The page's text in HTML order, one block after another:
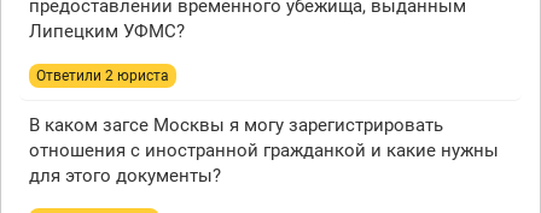
предоставлении временного убежища, выданным
Липецким УФМС?
Ответили 2 юристa
В каком загсе Москвы я могу зарегистрировать
отношения с иностранной гражданкой и какие нужны
для этого документы?